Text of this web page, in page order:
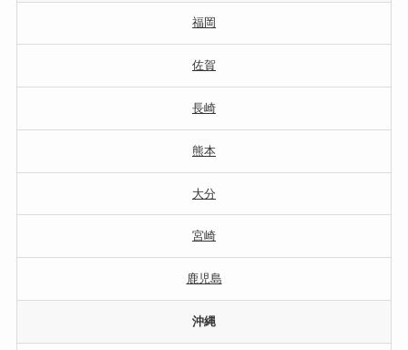
福岡
佐賀
長崎
熊本
大分
宮崎
鹿児島
沖縄